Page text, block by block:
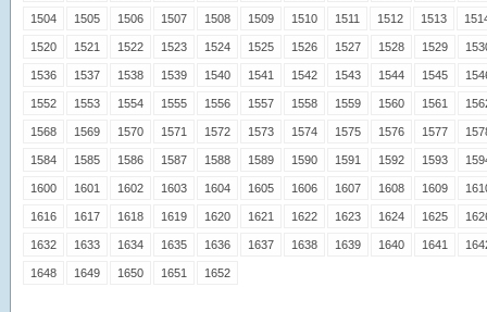
1504 1505 1506 1507 1508 1509 1510 1511 1512 1513
1520 1521 1522 1523 1524 1525 1526 1527 1528 1529
1536 1537 1538 1539 1540 1541 1542 1543 1544 1545
1552 1553 1554 1555 1556 1557 1558 1559 1560 1561
1568 1569 1570 1571 1572 1573 1574 1575 1576 1577
1584 1585 1586 1587 1588 1589 1590 1591 1592 1593
1600 1601 1602 1603 1604 1605 1606 1607 1608 1609
1616 1617 1618 1619 1620 1621 1622 1623 1624 1625
1632 1633 1634 1635 1636 1637 1638 1639 1640 1641
1648 1649 1650 1651 1652